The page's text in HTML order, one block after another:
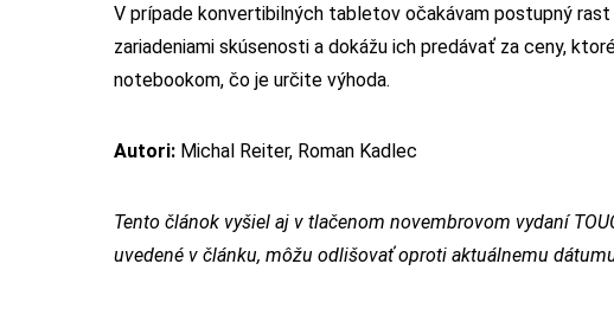
V prípade konvertibilných tabletov očakávam postupný
zariadeniami skúsenosti a dokážu ich predávať za ceny,
notebookom, čo je určite výhoda.
Autori: Michal Reiter, Roman Kadlec
Tento článok vyšiel aj v tlačenom novembrovom vydaní
uvedené v článku, môžu odlišovať oproti aktuálnemu